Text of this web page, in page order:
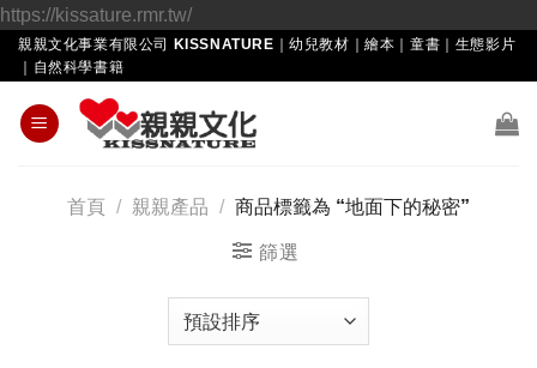
https://kissature.rmr.tw/Skip
to
親親文化事業有限公司 KISSNATURE｜幼兒教材｜繪本｜童書｜生態影片
｜自然科學書籍
首頁 / 親親產品 / 商品標籤為 “地面下的秘密”
篩選